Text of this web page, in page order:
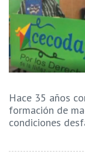
Hace 35 años
formación de
condiciones